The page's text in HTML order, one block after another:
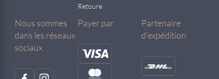
Retoure
Nous sommes
dans les réseaux
sociaux
Payer par
Partenaire
d'expédition